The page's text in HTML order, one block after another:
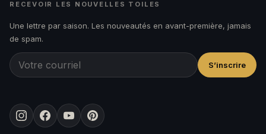
RECEVOIR LES NOUVELLES TOILES
Une lettre par saison. Les nouveautés en avant-première, jamais
de spam.
S’inscrire
InstagramFacebookYouTubePinterest